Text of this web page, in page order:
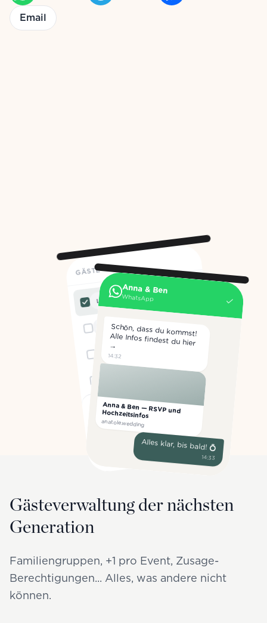
GÄSTE
L Lena Schmidt
Felix Wagner
Mia Becker
Jonas Hoffmann
Einladungslink teilen
Kanal wählen
Telegram Messenger Email
Anna & Ben
WhatsApp
Schön, dass du kommst!
Alle Infos findest du hier
→
14:32
Anna & Ben — RSVP und Hochzeitsinfos
anatole.wedding
Alles klar, bis bald! 💍
14:33
Email
Gästeverwaltung der nächsten
Generation
Familiengruppen, +1 pro Event, Zusage-
Berechtigungen... Alles, was andere nicht
können.